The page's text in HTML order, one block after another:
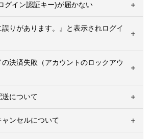
グイン認証キー)が届かない
誤りがあります。』と表示されログイ
決済失敗（アカウントのロックアウ
送について
ンセルについて